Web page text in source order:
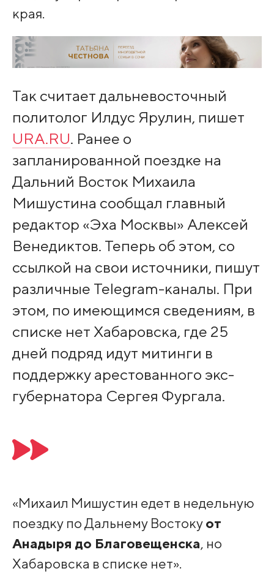
края.
Так считает дальневосточный
политолог Илдус Ярулин, пишет
URA.RU. Ранее о
запланированной поездке на
Дальний Восток Михаила
Мишустина сообщал главный
редактор «Эха Москвы» Алексей
Венедиктов. Теперь об этом, со
ссылкой на свои источники, пишут
различные Telegram-каналы. При
этом, по имеющимся сведениям, в
списке нет Хабаровска, где 25
дней подряд идут митинги в
поддержку арестованного экс-
губернатора Сергея Фургала.
«Михаил Мишустин едет в недельную
поездку по Дальнему Востокуот
Анадыря до Благовещенска, но
Хабаровска в списке нет».